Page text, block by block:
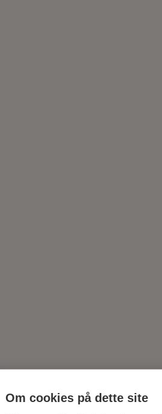
Om cookies på dette site